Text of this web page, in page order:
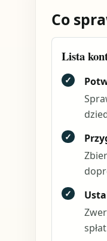
Co
Lista
✓
✓
✓